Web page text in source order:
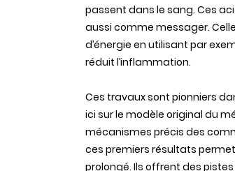
passent dans le sang. Ces
aussi comme messager.
d’énergie en utilisant par
réduit l’inflammation.
Ces travaux sont pionniers
ici sur le modèle original du
mécanismes précis des
ces premiers résultats
prolongé. Ils offrent des